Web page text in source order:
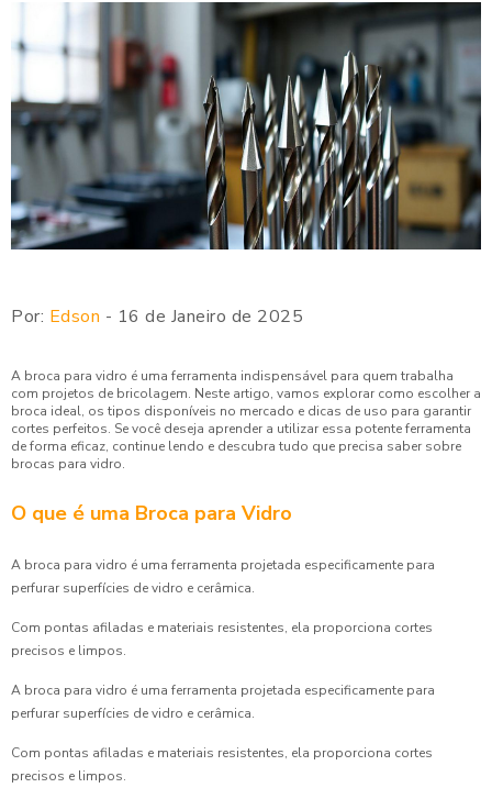
Por: Edson - 16 de Janeiro de 2025
A broca para vidro é uma ferramenta indispensável para quem trabalha
com projetos de bricolagem. Neste artigo, vamos explorar como escolher a
broca ideal, os tipos disponíveis no mercado e dicas de uso para garantir
cortes perfeitos. Se você deseja aprender a utilizar essa potente ferramenta
de forma eficaz, continue lendo e descubra tudo que precisa saber sobre
brocas para vidro.
O que é uma Broca para Vidro
A broca para vidro é uma ferramenta projetada especificamente para
perfurar superfícies de vidro e cerâmica.
Com pontas afiladas e materiais resistentes, ela proporciona cortes
precisos e limpos.
A broca para vidro é uma ferramenta projetada especificamente para
perfurar superfícies de vidro e cerâmica.
Com pontas afiladas e materiais resistentes, ela proporciona cortes
precisos e limpos.